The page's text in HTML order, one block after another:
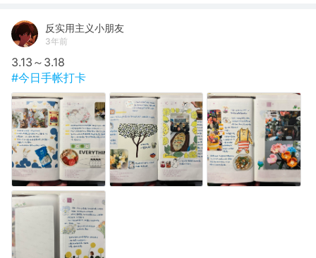
反实用主义小朋友
3年前
3.13～3.18
#今日手帐打卡